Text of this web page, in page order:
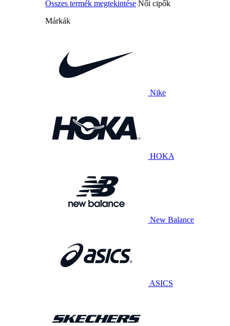
Összes termék megtekintése Női cipők
Márkák
Nike
HOKA
New Balance
ASICS